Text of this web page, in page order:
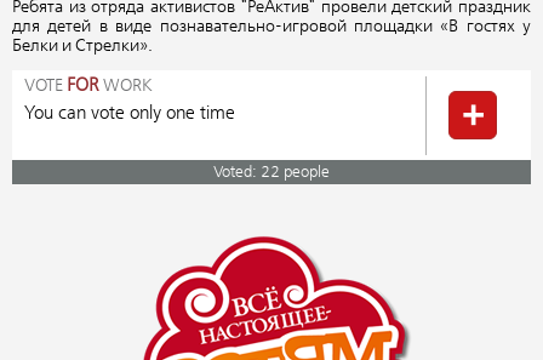
Ребята из отряда активистов "РеАктив" провели детский праздник
для детей в виде познавательно-игровой площадки «В гостях у
Белки и Стрелки».
VOTE FOR WORK
You can vote only one time
Voted: 22 people